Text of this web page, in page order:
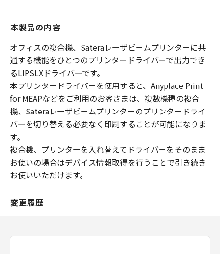
本製品の内容
オフィスの複合機、Sateraレーザビームプリンターに共
通する機能をひとつのプリンタードライバーで出力でき
るLIPSLXドライバーです。
本プリンタードライバーを使用すると、Anyplace Print
for MEAPなどをご利用のお客さまは、複数機種の複合
機、Sateraレーザビームプリンターのプリンタードライ
バーを切り替える必要なく印刷することが可能になりま
す。
複合機、プリンターを入れ替えてドライバーをそのまま
お使いの場合はデバイス情報取得を行うことで引き続き
お使いいただけます。
変更履歴